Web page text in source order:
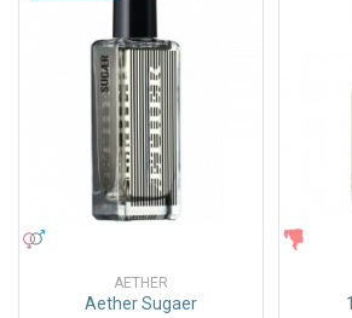
AETHER
Aether Sugaer